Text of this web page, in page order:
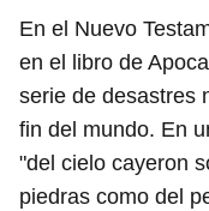
En el Nuevo
en el libro de
serie de desastres
fin del mundo. En
"del cielo cayeron
piedras como del